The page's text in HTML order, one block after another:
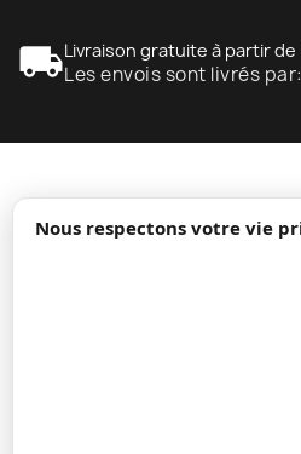
Nous respectons votre vie
local_shippingLivraison gratuite à partir de
Les envois sont livrés par: